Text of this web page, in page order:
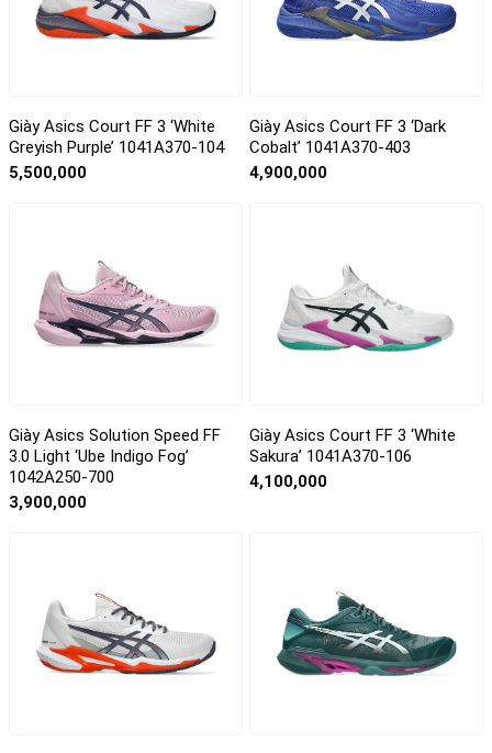
Giày Asics Court FF 3 ‘White
Greyish Purple’ 1041A370-104
5,500,000
Giày Asics Court FF 3 ‘Dark
Cobalt’ 1041A370-403
4,900,000
Giày Asics Solution Speed FF
3.0 Light ‘Ube Indigo Fog’
1042A250-700
3,900,000
Giày Asics Court FF 3 ‘White
Sakura’ 1041A370-106
4,100,000